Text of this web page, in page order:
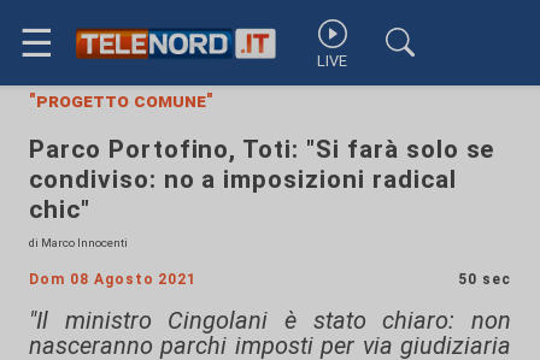
☰ LIVE
"progetto comune"
Parco Portofino, Toti: "Si farà solo se
condiviso: no a imposizioni radical
chic"
di Marco Innocenti
Dom 08 Agosto 2021 50 sec
"Il ministro Cingolani è stato chiaro: non
nasceranno parchi imposti per via giudiziaria